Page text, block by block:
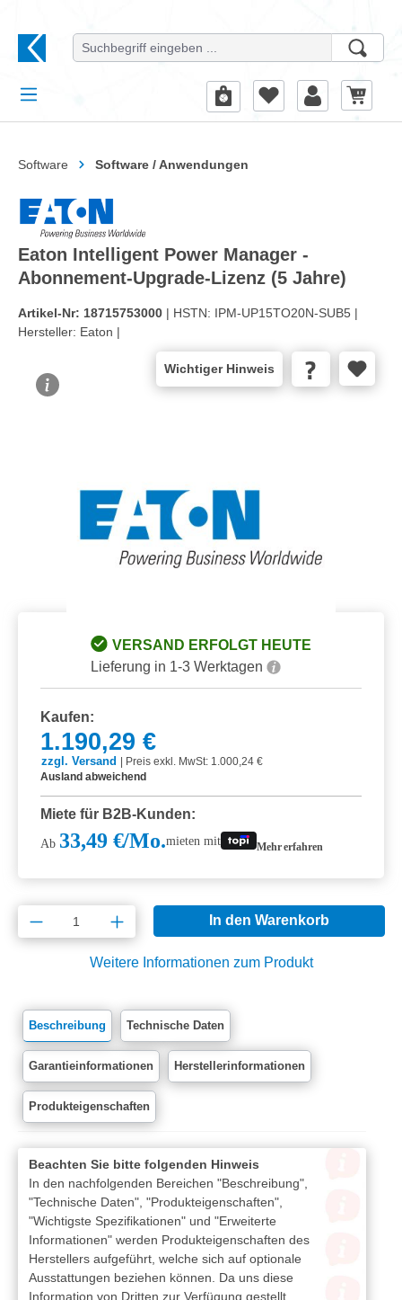
Software Software / Anwendungen
Eaton Intelligent Power Manager -
Abonnement-Upgrade-Lizenz (5 Jahre)
Artikel-Nr: 18715753000 | HSTN: IPM-UP15TO20N-SUB5 |
Hersteller: Eaton |
Wichtiger Hinweis
VERSAND ERFOLGT HEUTE
Lieferung in 1-3 Werktagen
Kaufen:
1.190,29 €
zzgl. Versand | Preis exkl. MwSt: 1.000,24 €
Ausland abweichend
Miete für B2B-Kunden:
Ab 33,49 €/Mo.mieten mit Mehr erfahren
Produkt Anzahl: Gib den gewünschten
In den Warenkorb
Weitere Informationen zum Produkt
Beschreibung Technische Daten
Garantieinformationen Herstellerinformationen
Produkteigenschaften
Beachten Sie bitte folgenden Hinweis
In den nachfolgenden Bereichen "Beschreibung",
"Technische Daten", "Produkteigenschaften",
"Wichtigste Spezifikationen" und "Erweiterte
Informationen" werden Produkteigenschaften des
Herstellers aufgeführt, welche sich auf optionale
Ausstattungen beziehen können. Da uns diese
Information von Dritten zur Verfügung gestellt